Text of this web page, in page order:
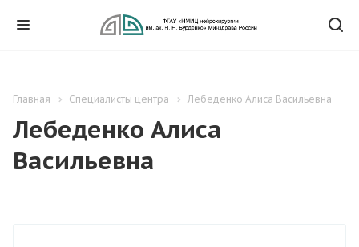
Главная Специалисты центра Лебеденко Алиса Васильевна
Лебеденко Алиса
Васильевна